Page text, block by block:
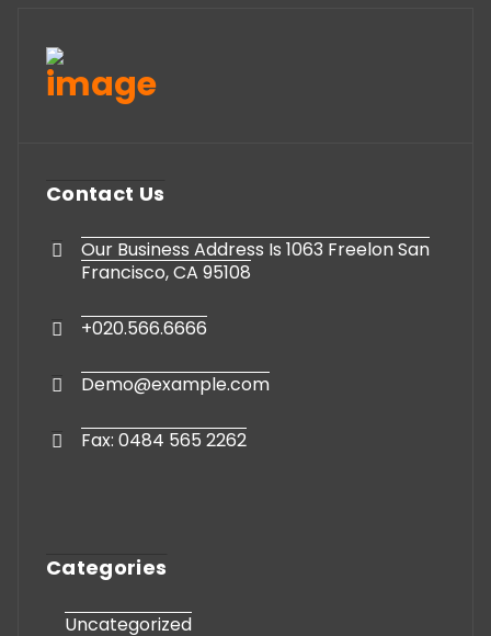
Contact Us
Our Business Address Is 1063 Freelon San
Francisco, CA 95108
+020.566.6666
Demo@example.com
Fax: 0484 565 2262
Categories
Uncategorized